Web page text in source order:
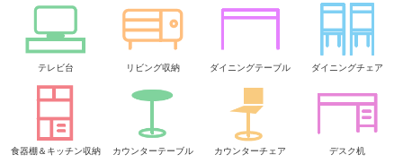
テレビ台 リビング収納 ダイニングテーブル ダイニングチェア
食器棚＆キッチン収納 カウンターテーブル カウンターチェア デスク机